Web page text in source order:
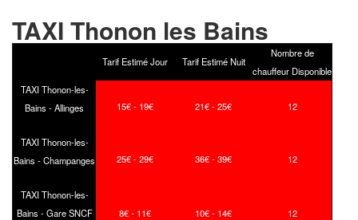
TAXI Thonon les Bains
Tarif Estimé Jour Tarif Estimé Nuit
Nombre de
chauffeur Disponible
TAXI Thonon-les-
Bains - Allinges
15€ - 19€ 21€ - 25€ 12
TAXI Thonon-les-
Bains - Champanges
25€ - 29€ 36€ - 39€ 12
TAXI Thonon-les-
Bains - Gare SNCF
8€ - 11€ 10€ - 14€ 12